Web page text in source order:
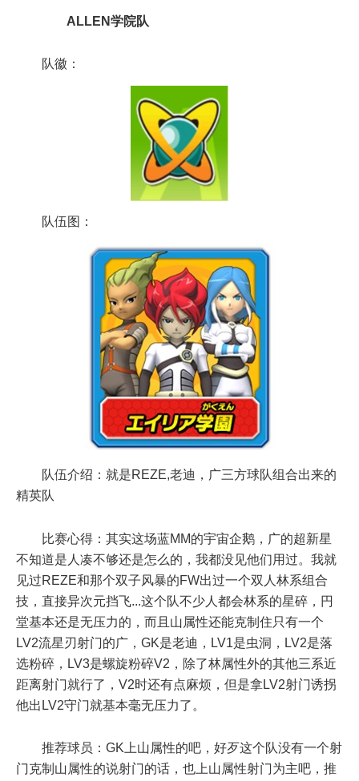
ALLEN学院队
队徽：
队伍图：
队伍介绍：就是REZE,老迪，广三方球队组合出来的
精英队
比赛心得：其实这场蓝MM的宇宙企鹅，广的超新星
不知道是人凑不够还是怎么的，我都没见他们用过。我就
见过REZE和那个双子风暴的FW出过一个双人林系组合
技，直接异次元挡飞...这个队不少人都会林系的星碎，円
堂基本还是无压力的，而且山属性还能克制住只有一个
LV2流星刃射门的广，GK是老迪，LV1是虫洞，LV2是落
选粉碎，LV3是螺旋粉碎V2，除了林属性外的其他三系近
距离射门就行了，V2时还有点麻烦，但是拿LV2射门诱拐
他出LV2守门就基本毫无压力了。
推荐球员：GK上山属性的吧，好歹这个队没有一个射
门克制山属性的说射门的话，也上山属性射门为主吧，推